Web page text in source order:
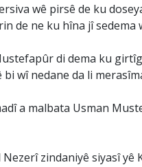
wê pirsê de ku
de ne ku hîna jî sedema
di dema ku
wî nedane da li
a malbata Usman
zindaniyê siyasî